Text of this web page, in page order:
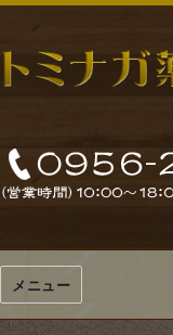
メニュー